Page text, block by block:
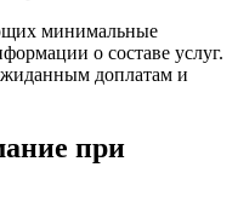
минимальные
о составе услуг.
доплатам и
при